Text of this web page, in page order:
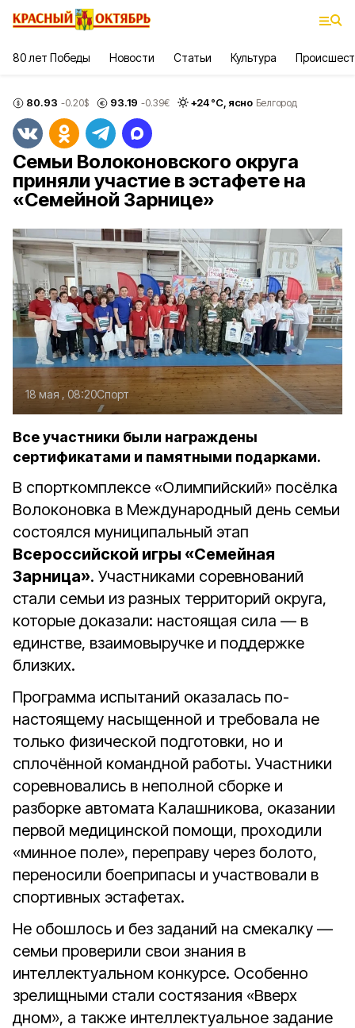
80 лет Победы Новости Статьи Культура
80.93 -0.20$ 93.19 -0.39€ +24°С, ясно Белгород
Семьи Волоконовского округа
приняли участие в эстафете на
«Семейной Зарнице»
18 мая , 08:20Спорт
Все участники были награждены
сертификатами и памятными подарками.
В спорткомплексе «Олимпийский» посёлка
Волоконовка в Международный день семьи
состоялся муниципальный этап
Всероссийской игры «Семейная
Зарница». Участниками соревнований
стали семьи из разных территорий округа,
которые доказали: настоящая сила — в
единстве, взаимовыручке и поддержке
близких.
Программа испытаний оказалась по-
настоящему насыщенной и требовала не
только физической подготовки, но и
сплочённой командной работы. Участники
соревновались в неполной сборке и
разборке автомата Калашникова, оказании
первой медицинской помощи, проходили
«минное поле», переправу через болото,
переносили боеприпасы и участвовали в
спортивных эстафетах.
Не обошлось и без заданий на смекалку —
семьи проверили свои знания в
интеллектуальном конкурсе. Особенно
зрелищными стали состязания «Вверх
дном», а также интеллектуальное задание